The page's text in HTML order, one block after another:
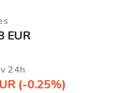
EUR
24h
(-0.25%)